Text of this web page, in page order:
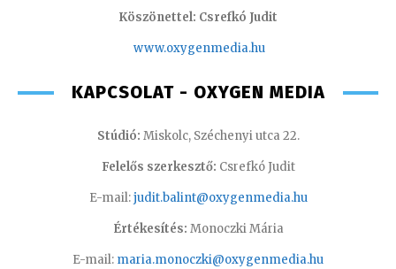
Köszönettel: Csrefkó Judit
www.oxygenmedia.hu
KAPCSOLAT - OXYGEN MEDIA
Stúdió: Miskolc, Széchenyi utca 22.
Felelős szerkesztő: Csrefkó Judit
E-mail:judit.balint@oxygenmedia.hu
Értékesítés: Monoczki Mária
E-mail: maria.monoczki@oxygenmedia.hu